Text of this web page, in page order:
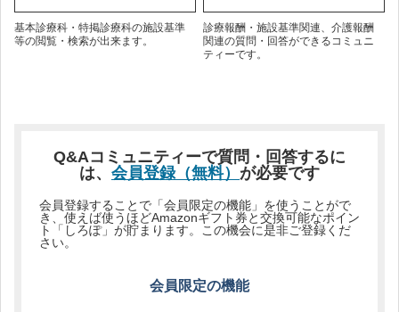
基本診療科・特掲診療科の施設基準
等の閲覧・検索が出来ます。
診療報酬・施設基準関連、介護報酬
関連の質問・回答ができるコミュニ
ティーです。
Q&Aコミュニティーで質問・回答するに
は、 会員登録（無料） が必要です
会員登録することで「会員限定の機能」を使うことがで
き、使えば使うほどAmazonギフト券と交換可能なポイン
ト「しろぽ」が貯まります。この機会に是非ご登録くだ
さい。
会員限定の機能